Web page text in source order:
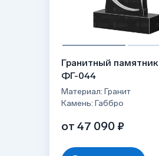
Гранитный памятник
ФГ-044
Материал: Гранит
Камень: Габбро
от 47 090 ₽